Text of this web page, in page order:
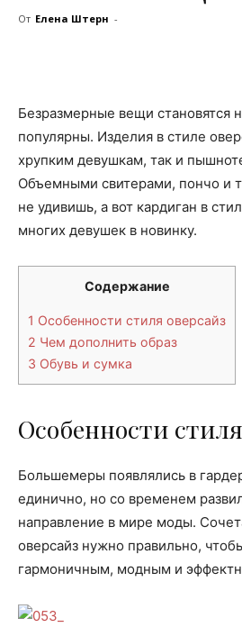
От Елена Штерн -
Безразмерные вещи становятся
популярны. Изделия в стиле
хрупким девушкам, так и
Объемными свитерами, пончо и
не удивишь, а вот кардиган в
многих девушек в новинку.
Содержание
1 Особенности стиля оверсайз
2 Чем дополнить образ
3 Обувь и сумка
Особенности
Большемеры появлялись в
единично, но со временем
направление в мире моды.
оверсайз нужно правильно,
гармоничным, модным и